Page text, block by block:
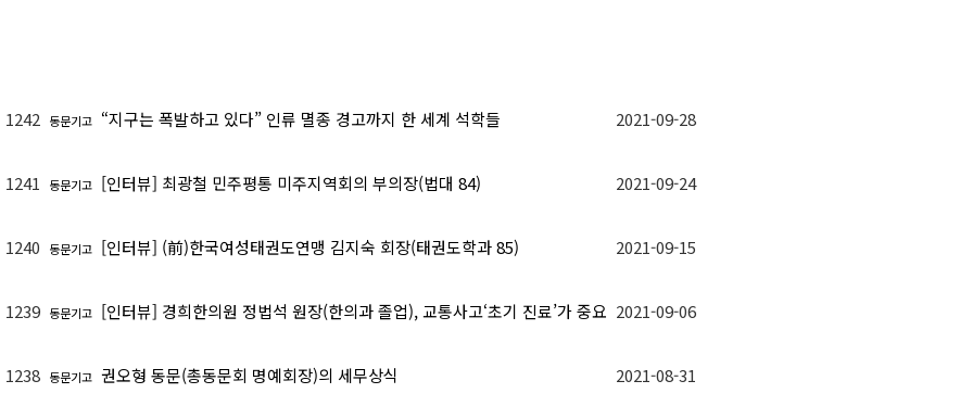
1242 동문기고 “지구는 폭발하고 있다” 인류 멸종 경고까지 한 세계 석학들 2021-09-28
1241 동문기고 [인터뷰] 최광철 민주평통 미주지역회의 부의장(법대 84) 2021-09-24
1240 동문기고 [인터뷰] (前)한국여성태권도연맹 김지숙 회장(태권도학과 85) 2021-09-15
1239 동문기고 [인터뷰] 경희한의원 정법석 원장(한의과 졸업), 교통사고‘초기 진료’가 중요 2021-09-06
1238 동문기고 권오형 동문(총동문회 명예회장)의 세무상식 2021-08-31